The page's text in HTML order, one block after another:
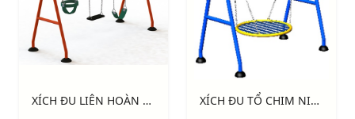
XÍCH ĐU LIÊN HOÀN 3 GHẾ NIK734447 - N XÍCH ĐU TỔ CHIM NIK7101